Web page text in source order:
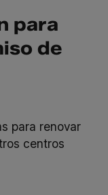
para
de
para renovar
centros